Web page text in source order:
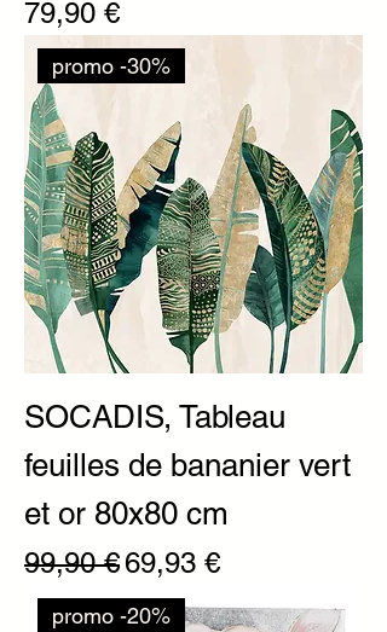
Prix
79,90 €
promo -30%
SOCADIS, Tableau
feuilles de bananier vert
et or 80x80 cm
Prix original
99,90 €Prix promotionnel
69,93 €
promo -20%